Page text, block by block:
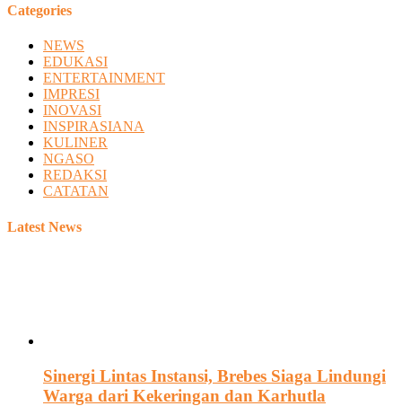
Categories
NEWS
EDUKASI
ENTERTAINMENT
IMPRESI
INOVASI
INSPIRASIANA
KULINER
NGASO
REDAKSI
CATATAN
Latest News
Sinergi Lintas Instansi, Brebes Siaga Lindungi
Warga dari Kekeringan dan Karhutla